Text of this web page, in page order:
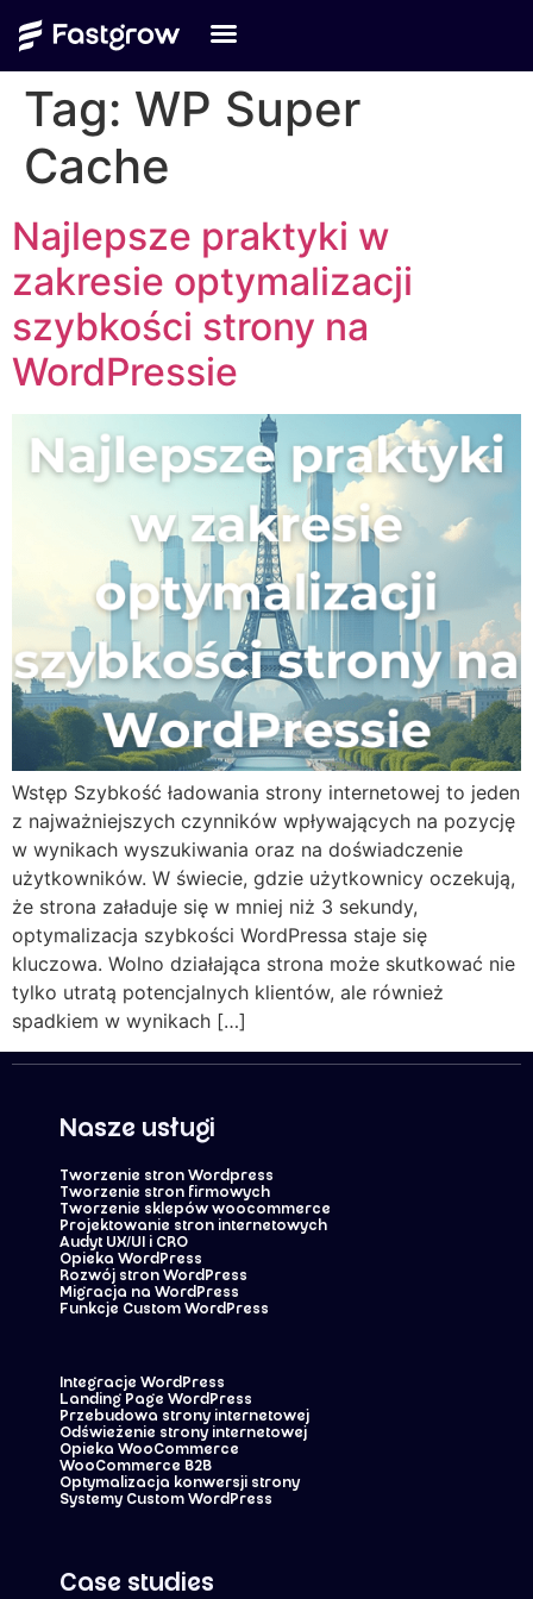
Tag: WP Super
Cache
Najlepsze praktyki w
zakresie optymalizacji
szybkości strony na
WordPressie
Wstęp Szybkość ładowania strony internetowej to jeden
z najważniejszych czynników wpływających na pozycję
w wynikach wyszukiwania oraz na doświadczenie
użytkowników. W świecie, gdzie użytkownicy oczekują,
że strona załaduje się w mniej niż 3 sekundy,
optymalizacja szybkości WordPressa staje się
kluczowa. Wolno działająca strona może skutkować nie
tylko utratą potencjalnych klientów, ale również
spadkiem w wynikach […]
Nasze usługi
Tworzenie stron Wordpress
Tworzenie stron firmowych
Tworzenie sklepów woocommerce
Projektowanie stron internetowych
Audyt UX/UI i CRO
Opieka WordPress
Rozwój stron WordPress
Migracja na WordPress
Funkcje Custom WordPress
Integracje WordPress
Landing Page WordPress
Przebudowa strony internetowej
Odświeżenie strony internetowej
Opieka WooCommerce
WooCommerce B2B
Optymalizacja konwersji strony
Systemy Custom WordPress
Case studies